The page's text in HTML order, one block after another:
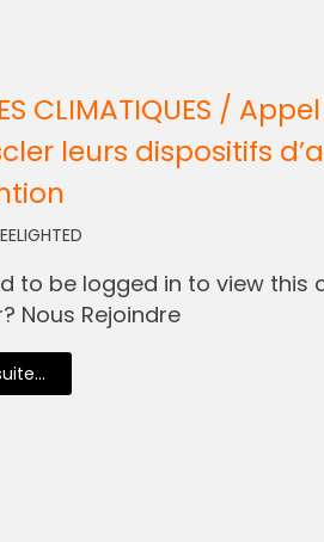
CLIMATIQUES /
leurs dispositifs
to be logged in to view this
Nous Rejoindre